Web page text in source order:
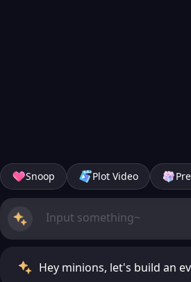
Snoop Plot Video
Hey minions, let's build an